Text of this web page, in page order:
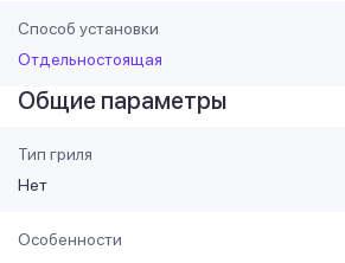
Способ установки
Отдельностоящая
Общие параметры
Тип гриля
Нет
Особенности